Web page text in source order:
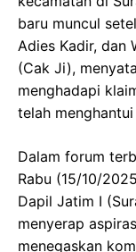
baru muncul
Adies Kadir, dan
(Cak Ji),
menghadapi
telah
Dalam forum
Rabu (15/10/
Dapil Jatim I
menyerap
menegaskan